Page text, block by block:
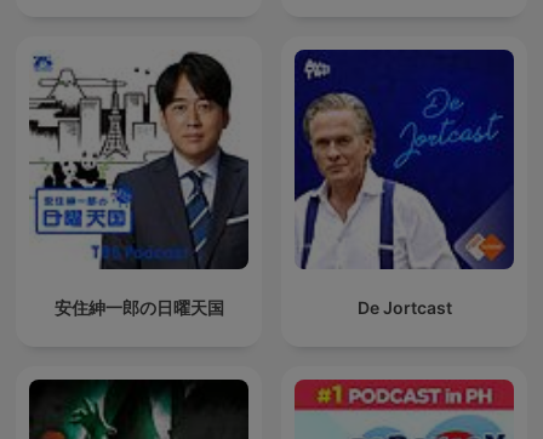
安住紳一郎の日曜天国 De Jortcast